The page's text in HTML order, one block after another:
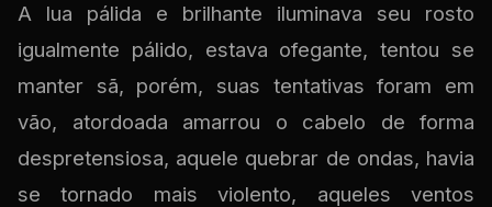
A lua pálida e brilhante iluminava seu rosto
igualmente pálido, estava ofegante, tentou se
manter sã, porém, suas tentativas foram em
vão, atordoada amarrou o cabelo de forma
despretensiosa, aquele quebrar de ondas, havia
se tornado mais violento, aqueles ventos